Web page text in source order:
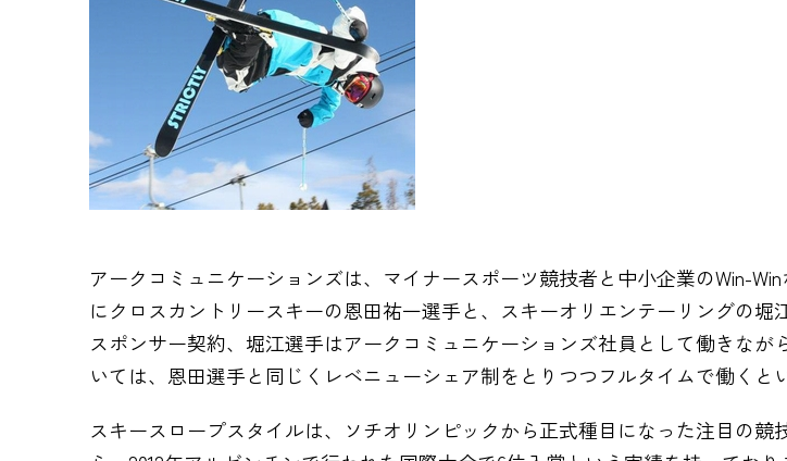
アークコミュニケーションズは、マイナースポーツ競技者と中小企業のWin-
にクロスカントリースキーの恩田祐一選手と、スキーオリエンテーリングの
スポンサー契約、堀江選手はアークコミュニケーションズ社員として働きな
いては、恩田選手と同じくレベニューシェア制をとりつつフルタイムで働くと
スキースロープスタイルは、ソチオリンピックから正式種目になった注目の